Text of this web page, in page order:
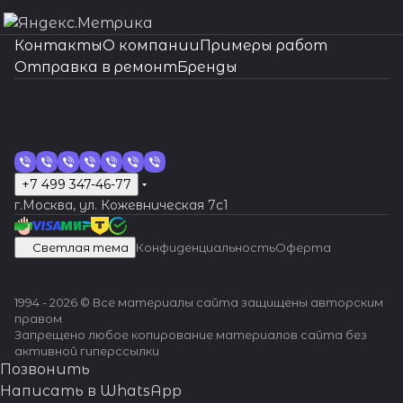
оригиналь
ные
запчасти,
индивиду
Швейцарс
кая
точность
и
надежнос
ть!
КонтактыО компанииПримеры работ
Отправка в ремонтБренды
+7 499 347-46-77
г.Москва, ул. Кожевническая 7c1
Светлая тема КонфиденциальностьОферта
1994 - 2026 © Все материалы сайта защищены авторским
правом
Запрещено любое копирование материалов сайта без
активной гиперссылки
Позвонить
Написать в WhatsApp